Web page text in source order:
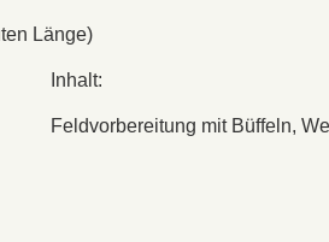
Länge)
Inhalt:
Feldvorbereitung mit Büffeln,